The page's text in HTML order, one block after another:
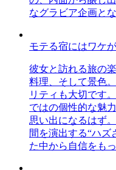
なグラビア企画とな
モテる宿にはワケ
彼女と訪れる旅の
料理、そして景色
リティも大切です
ではの個性的な魅
思い出になるはず
間を演出する“ハズ
た中から自信をも